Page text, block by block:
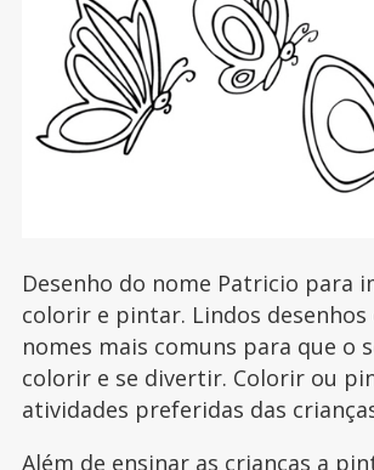
Desenho do nome Patricio para
colorir e pintar. Lindos desenhos
nomes mais comuns para que o
colorir e se divertir. Colorir ou
atividades preferidas das
Além de ensinar as crianças a